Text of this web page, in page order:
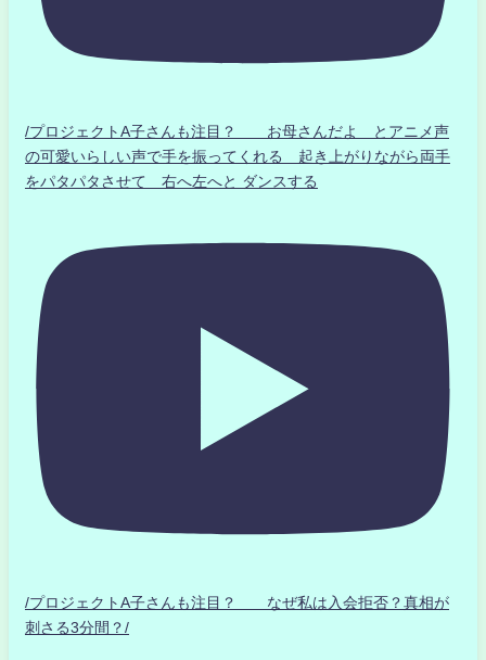
/プロジェクトA子さんも注目？ お母さんだよ とアニメ声
の可愛いらしい声で手を振ってくれる 起き上がりながら両手
をパタパタさせて 右へ左へと ダンスする
/プロジェクトA子さんも注目？ なぜ私は入会拒否？真相が
刺さる3分間？/